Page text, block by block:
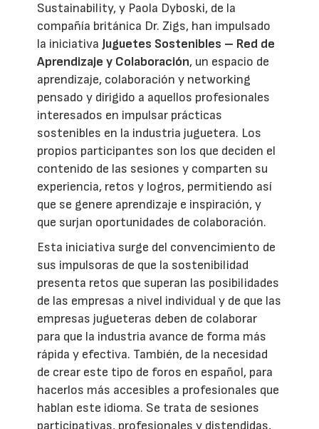
Sustainability, y Paola Dyboski, de la
compañía británica Dr. Zigs, han impulsado
la iniciativaJuguetes Sostenibles – Red de
Aprendizaje y Colaboración, un espacio de
aprendizaje, colaboración y networking
pensado y dirigido a aquellos profesionales
interesados en impulsar prácticas
sostenibles en la industria juguetera. Los
propios participantes son los que deciden el
contenido de las sesiones y comparten su
experiencia, retos y logros, permitiendo así
que se genere aprendizaje e inspiración, y
que surjan oportunidades de colaboración.
Esta iniciativa surge del convencimiento de
sus impulsoras de que la sostenibilidad
presenta retos que superan las posibilidades
de las empresas a nivel individual y de que las
empresas jugueteras deben de colaborar
para que la industria avance de forma más
rápida y efectiva. También, de la necesidad
de crear este tipo de foros en español, para
hacerlos más accesibles a profesionales que
hablan este idioma. Se trata de sesiones
participativas, profesionales y distendidas,